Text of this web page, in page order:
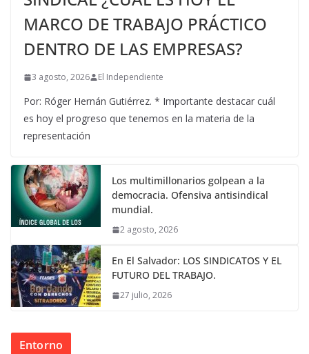
MARCO DE TRABAJO PRÁCTICO
DENTRO DE LAS EMPRESAS?
3 agosto, 2026 El Independiente
Por: Róger Hernán Gutiérrez. * Importante destacar cuál
es hoy el progreso que tenemos en la materia de la
representación
Los multimillonarios golpean a la
democracia. Ofensiva antisindical
mundial.
2 agosto, 2026
En El Salvador: LOS SINDICATOS Y EL
FUTURO DEL TRABAJO.
27 julio, 2026
Entorno